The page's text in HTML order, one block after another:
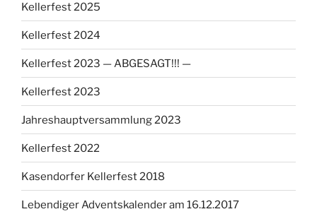
Kellerfest 2025
Kellerfest 2024
Kellerfest 2023 — ABGESAGT!!! —
Kellerfest 2023
Jahreshauptversammlung 2023
Kellerfest 2022
Kasendorfer Kellerfest 2018
Lebendiger Adventskalender am 16.12.2017